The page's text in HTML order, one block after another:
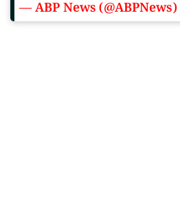
— ABP News (@ABPNews)